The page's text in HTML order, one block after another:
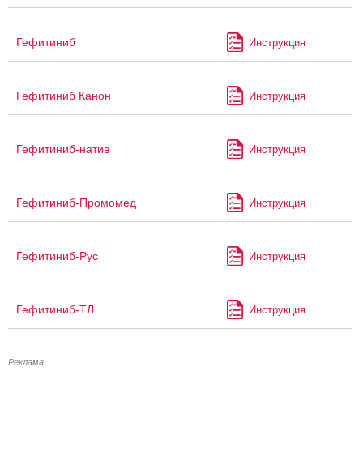
Гефитиниб Инструкция
Гефитиниб Канон Инструкция
Гефитиниб-натив Инструкция
Гефитиниб-Промомед Инструкция
Гефитиниб-Рус Инструкция
Гефитиниб-ТЛ Инструкция
Реклама